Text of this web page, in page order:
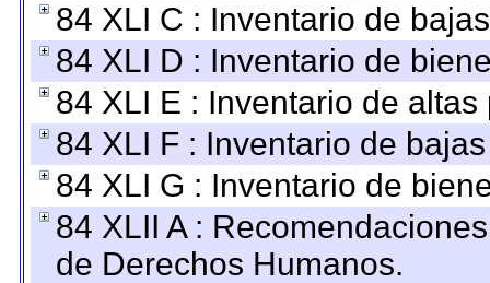
84 XLI C : Inventario de
84 XLI D : Inventario de
84 XLI E : Inventario de
84 XLI F : Inventario de
84 XLI G : Inventario de
84 XLII A :
de Derechos Humanos.